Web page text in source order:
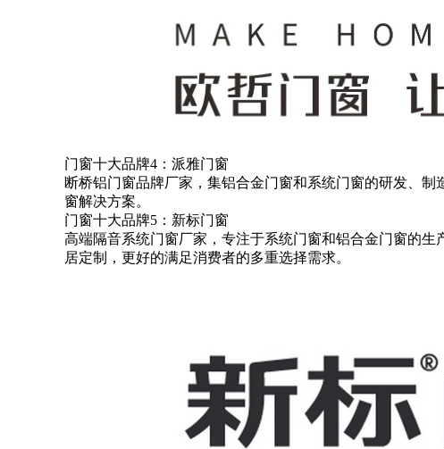
门窗十大品牌4：派雅门窗
断桥铝门窗品牌厂家，集铝合金门窗和系统门窗的研发、
窗解决方案。
门窗十大品牌5：新标门窗
高端隔音系统门窗厂家，专注于系统门窗和铝合金门窗的
居定制，更好的满足消费者的多重选择需求。